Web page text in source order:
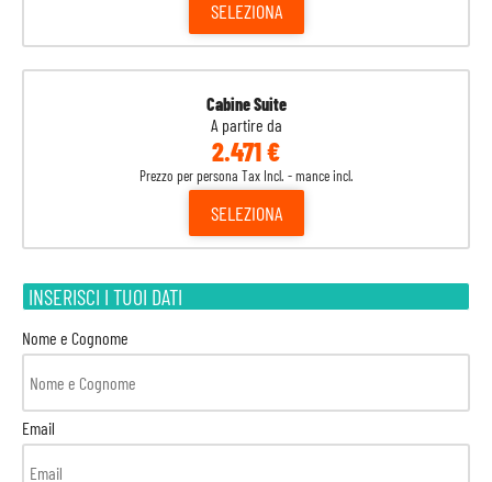
SELEZIONA
Cabine Suite
A partire da
2.471 €
Prezzo per persona Tax Incl. - mance incl.
SELEZIONA
INSERISCI I TUOI DATI
Nome e Cognome
Email